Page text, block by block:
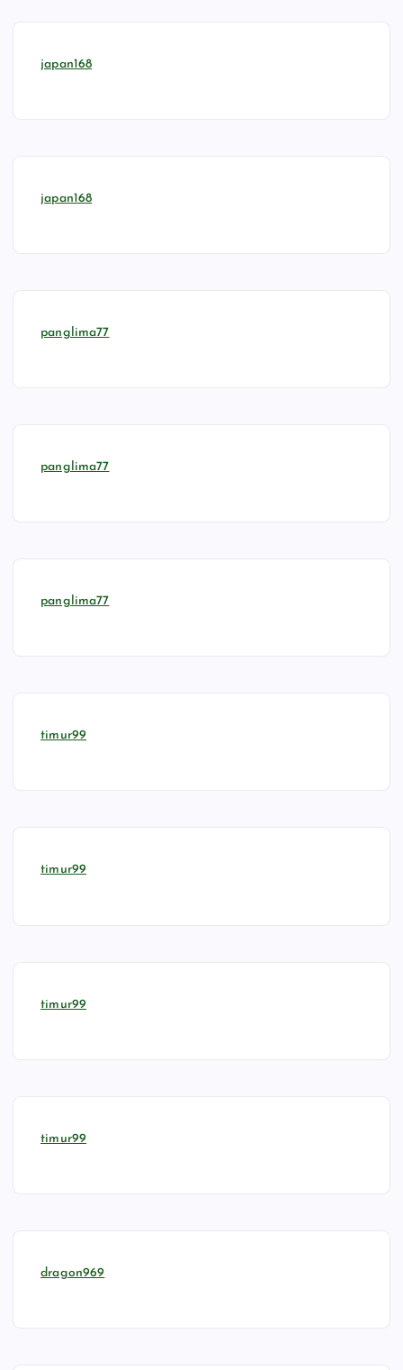
japan168
japan168
panglima77
panglima77
panglima77
timur99
timur99
timur99
timur99
dragon969